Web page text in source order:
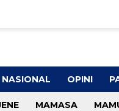
NASIONAL OPINI
MAMASA